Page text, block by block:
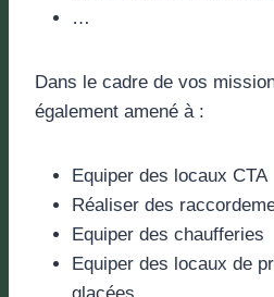
…
Dans le cadre de vos
également amené à :
Equiper des locaux CTA
Réaliser des
Equiper des chaufferies
Equiper des locaux de